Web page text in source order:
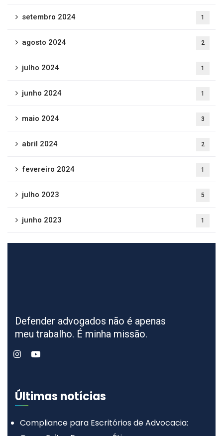
setembro 2024 1
agosto 2024 2
julho 2024 1
junho 2024 1
maio 2024 3
abril 2024 2
fevereiro 2024 1
julho 2023 5
junho 2023 1
Defender advogados não é apenas
meu trabalho. É minha missão.
Últimas notícias
Compliance para Escritórios de Advocacia: